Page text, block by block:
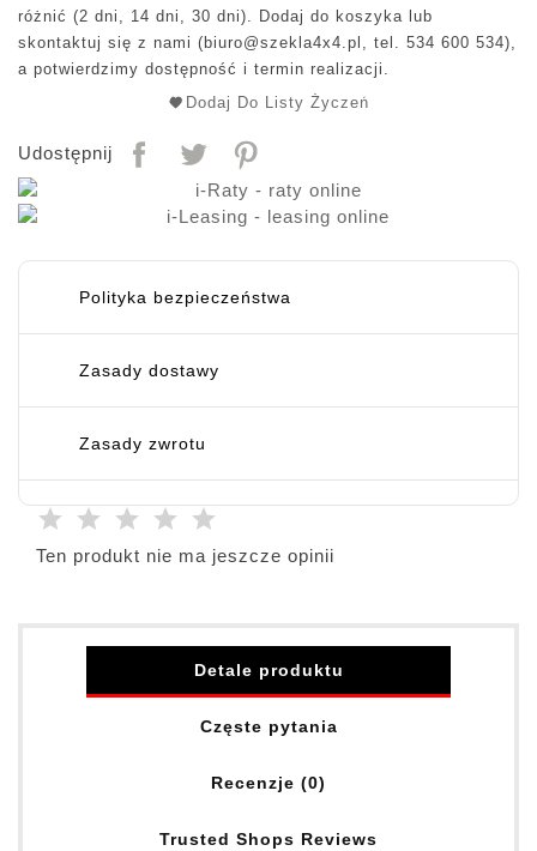
różnić (2 dni, 14 dni, 30 dni). Dodaj do koszyka lub
skontaktuj się z nami ( biuro@szekla4x4.pl , tel. 534 600 534),
a potwierdzimy dostępność i termin realizacji.
Dodaj Do Listy Życzeń
Udostępnij
Polityka bezpieczeństwa
Zasady dostawy
Zasady zwrotu
Ten produkt nie ma jeszcze opinii
Detale produktu
Częste pytania
Recenzje (0)
Trusted Shops Reviews